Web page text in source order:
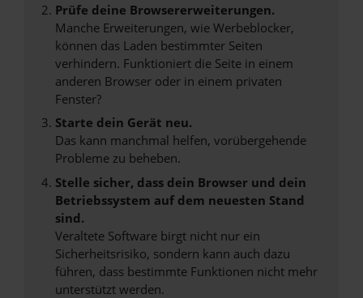
Prüfe deine Browsererweiterungen.
Manche Erweiterungen, wie Werbeblocker,
können das Laden bestimmter Seiten
verhindern. Funktioniert die Seite in einem
anderen Browser oder in einem privaten
Fenster?
Starte dein Gerät neu.
Das kann manchmal helfen, vorübergehende
Probleme zu beheben.
Stelle sicher, dass dein Browser und dein
Betriebssystem auf dem neuesten Stand
sind.
Veraltete Software birgt nicht nur ein
Sicherheitsrisiko, sondern kann auch dazu
führen, dass bestimmte Funktionen nicht mehr
unterstützt werden.